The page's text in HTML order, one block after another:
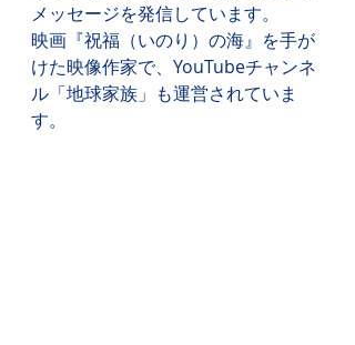
メッセージを発信しています。
映画『祝福（いのり）の海』を手が
けた映像作家で、YouTubeチャンネ
ル「地球家族」も運営されていま
す。